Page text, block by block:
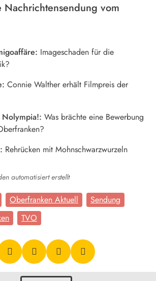
Nachrichtensendung vom
Imageschaden für die
Connie Walther erhält Filmpreis der
Was brächte eine Bewerbung
Rehrücken mit Mohnschwarzwurzeln
automatisiert erstellt
Oberfranken Aktuell
Sendung
TVO